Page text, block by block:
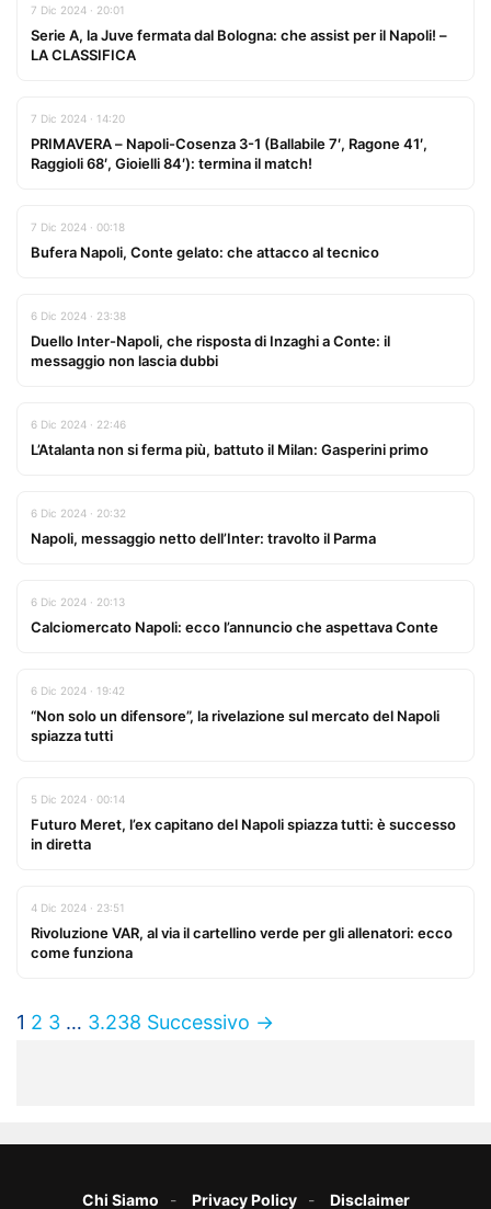
7 Dic 2024 · 20:01
Serie A, la Juve fermata dal Bologna: che assist per il Napoli! –
LA CLASSIFICA
7 Dic 2024 · 14:20
PRIMAVERA – Napoli-Cosenza 3-1 (Ballabile 7′, Ragone 41′,
Raggioli 68′, Gioielli 84′): termina il match!
7 Dic 2024 · 00:18
Bufera Napoli, Conte gelato: che attacco al tecnico
6 Dic 2024 · 23:38
Duello Inter-Napoli, che risposta di Inzaghi a Conte: il
messaggio non lascia dubbi
6 Dic 2024 · 22:46
L’Atalanta non si ferma più, battuto il Milan: Gasperini primo
6 Dic 2024 · 20:32
Napoli, messaggio netto dell’Inter: travolto il Parma
6 Dic 2024 · 20:13
Calciomercato Napoli: ecco l’annuncio che aspettava Conte
6 Dic 2024 · 19:42
“Non solo un difensore”, la rivelazione sul mercato del Napoli
spiazza tutti
5 Dic 2024 · 00:14
Futuro Meret, l’ex capitano del Napoli spiazza tutti: è successo
in diretta
4 Dic 2024 · 23:51
Rivoluzione VAR, al via il cartellino verde per gli allenatori: ecco
come funziona
1 2 3 … 3.238 Successivo →
Chi Siamo Privacy Policy Disclaimer